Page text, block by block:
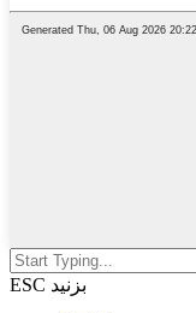
ESC بزنید